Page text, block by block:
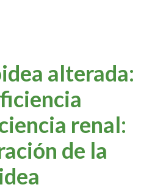
alterada:
renal:
de la